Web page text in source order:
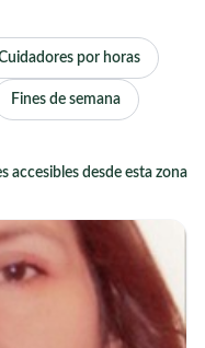
por horas
Fines de semana
accesibles desde esta zona